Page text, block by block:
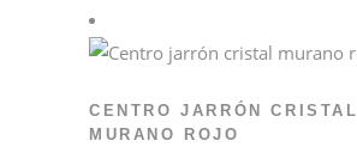
CENTRO JARRÓN CRISTAL
MURANO ROJO